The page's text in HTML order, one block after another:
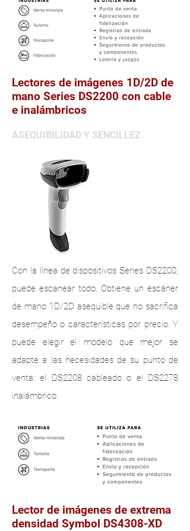
Lectores de imágenes 1D/2D de
mano Series DS2200 con cable
e inalámbricos
ASEQUIBILIDAD Y SENCILLEZ
Con la línea de dispositivos Series DS2200,
puede escanear todo. Obtiene un escáner
de mano 1D/2D asequible que no sacrifica
desempeño o características por precio. Y
puede elegir el modelo que mejor se
adapte a las necesidades de su punto de
venta: el DS2208 cableado o el DS2278
inalámbrico.
Lector de imágenes de extrema
densidad Symbol DS4308-XD